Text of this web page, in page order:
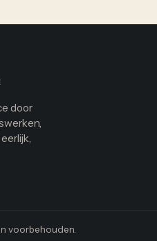
door
voorbehouden.